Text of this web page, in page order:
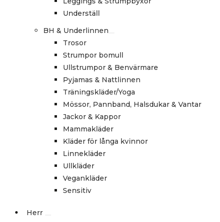
Underställ
BH & Underlinnen
Trosor
Strumpor bomull
Ullstrumpor & Benvärmare
Pyjamas & Nattlinnen
Träningskläder/Yoga
Mössor, Pannband, Halsdukar & Vantar
Jackor & Kappor
Mammakläder
Kläder för långa kvinnor
Linnekläder
Ullkläder
Vegankläder
Sensitiv
Herr